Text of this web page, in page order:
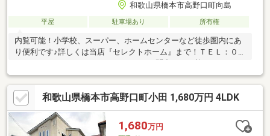
和歌山県橋本市高野口町向島
平屋 駐車場あり 所有権
内覧可能！小学校、スーパー、ホームセンターなど徒歩圏内にあ
り便利です♪詳しくは当店『セレクトホーム』まで！ＴＥＬ：０７
ＩＤ：＠８１３ｅｇｙｘｒ
和歌山県橋本市高野口町小田 1,680万円 4LDK
1,680万円